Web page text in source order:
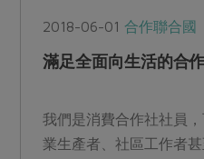
2018-06-01合作聯合國
滿足全面向生活的合
我們是消費合作社社員
業生產者、社區工作者